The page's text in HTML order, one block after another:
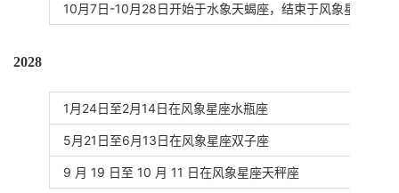
10月7日-10月28日开始于水象天蝎座，结束于风象星座天秤
2028
1月24日至2月14日在风象星座水瓶座
5月21日至6月13日在风象星座双子座
9 月 19 日至 10 月 11 日在风象星座天秤座